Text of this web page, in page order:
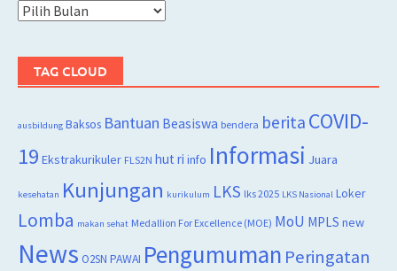
Arsip
TAG CLOUD
ausbildung Baksos Bantuan Beasiswa bendera berita COVID-
19 Ekstrakurikuler FLS2N hut ri info Informasi Juara
kesehatan Kunjungan kurikulum LKS lks 2025 LKS Nasional Loker
Lomba makan sehat Medallion For Excellence (MOE) MoU MPLS new
News O2SN PAWAI Pengumuman Peringatan